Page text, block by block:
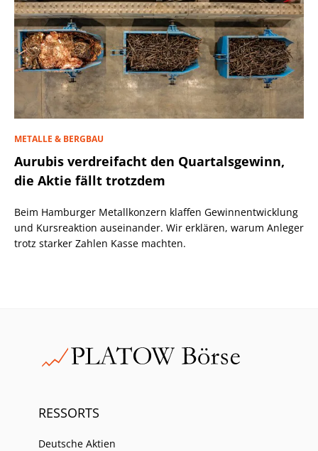
METALLE & BERGBAU
Aurubis verdreifacht den Quartalsgewinn,
die Aktie fällt trotzdem
Beim Hamburger Metallkonzern klaffen Gewinnentwicklung
und Kursreaktion auseinander. Wir erklären, warum Anleger
trotz starker Zahlen Kasse machten.
RESSORTS
Deutsche Aktien